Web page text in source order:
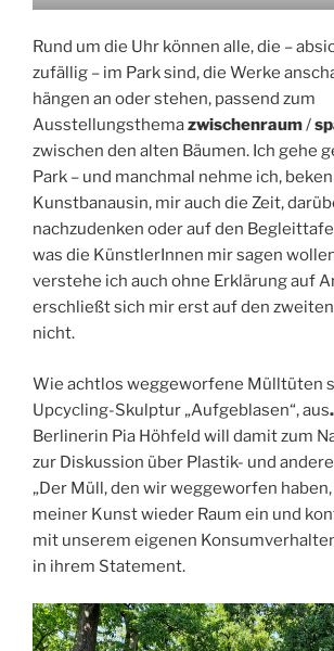
Rund um die Uhr können alle, die –
zufällig – im Park sind, die Werke
hängen an oder stehen, passend zum
Ausstellungsthemazwischenraum/
zwischen den alten Bäumen. Ich gehe
Park – und manchmal nehme ich,
Kunstbanausin, mir auch die Zeit,
nachzudenken oder auf den
was die KünstlerInnen mir sagen
verstehe ich auch ohne Erklärung auf
erschließt sich mir erst auf den
nicht.
Wie achtlos weggeworfene Mülltüten
Upcycling-Skulptur „Aufgeblasen“, aus.
Berlinerin Pia Höhfeld will damit zum
zur Diskussion über Plastik- und
„Der Müll, den wir weggeworfen
meiner Kunst wieder Raum ein und
mit unserem eigenen
in ihrem Statement.